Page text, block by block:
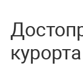
курорта